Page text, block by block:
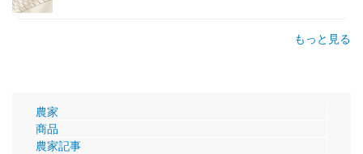
もっと見る
農家
商品
農家記事